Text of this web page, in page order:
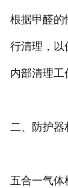
根据甲醛的
行清理，以
内部清理工
二、防护器
五合一气体